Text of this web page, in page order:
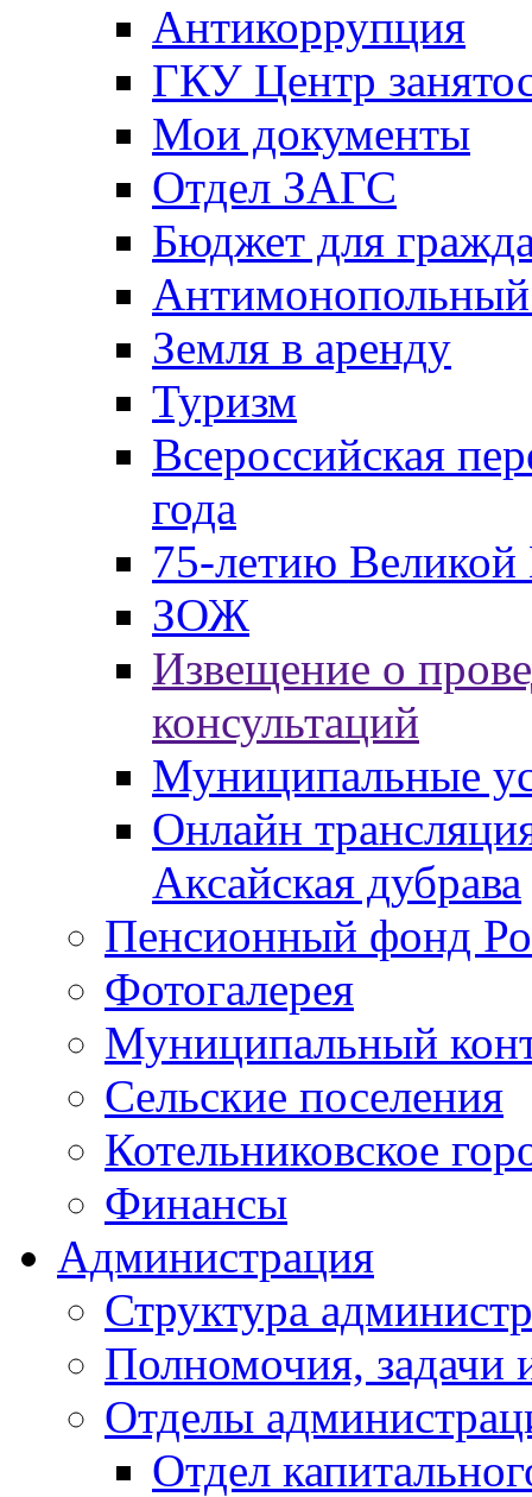
Антикоррупция
ГКУ Центр
Мои документы
Отдел ЗАГС
Бюджет для
Антимонопольный
Земля в аренду
Туризм
Всероссийская
года
75-летию
ЗОЖ
Извещение о
консультаций
Муниципальные
Онлайн
Аксайская дубрава
Пенсионный фонд
Фотогалерея
Муниципальный
Сельские поселения
Котельниковское
Финансы
Администрация
Структура
Полномочия, задачи
Отделы
Отдел